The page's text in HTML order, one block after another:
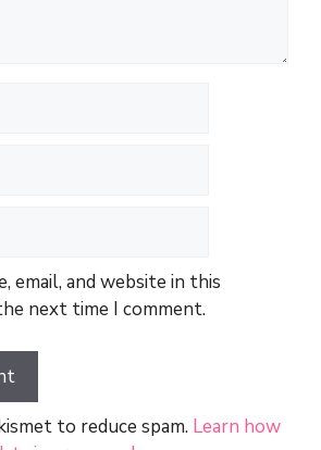
email, and website in this
next time I comment.
to reduce spam. Learn how